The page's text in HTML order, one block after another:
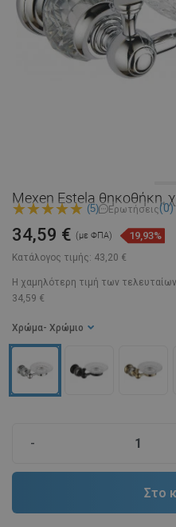
Mexen Estela θηκοθήκη,
(5) Ερωτήσεις(0)
Κατάλογος τιμής: 43,20 €
34,59 € (με ΦΠΑ) 19,93%
Η χαμηλότερη τιμή των
34,59 €
Χρώμα - Χρώμιο
-
Στο